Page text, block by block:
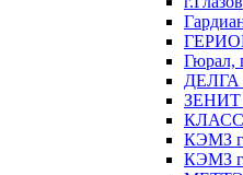
Гюрал,
ДЕЛГА
ЗЕНИТ
КЛАСС
КЭМЗ
КЭМЗ